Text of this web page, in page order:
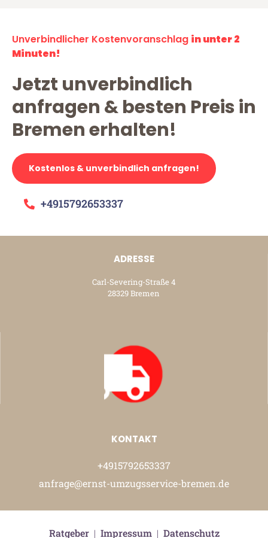
Unverbindlicher Kostenvoranschlag in unter 2
Minuten!
Jetzt unverbindlich
anfragen & besten Preis in
Bremen erhalten!
Kostenlos & unverbindlich anfragen!
+4915792653337
ADRESSE
Carl-Severing-Straße 4
28329 Bremen
KONTAKT
+4915792653337
anfrage@ernst-umzugsservice-bremen.de
Ratgeber| Impressum| Datenschutz